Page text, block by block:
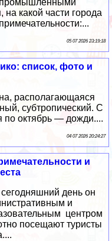
на какой части города
05 07 2026 23:19:18
список, фото и
располагающаяся
субтропический. С
по октябрь — дожди....
04 07 2026 20:24:27
и
день он
и
центром
посещают туристы